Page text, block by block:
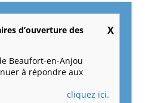
d’ouverture des
Beaufort-en-Anjou
à répondre aux
cliquez ici.